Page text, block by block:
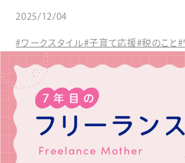
2025/12/04
#ワークスタイル#子育て応援#税のこと #